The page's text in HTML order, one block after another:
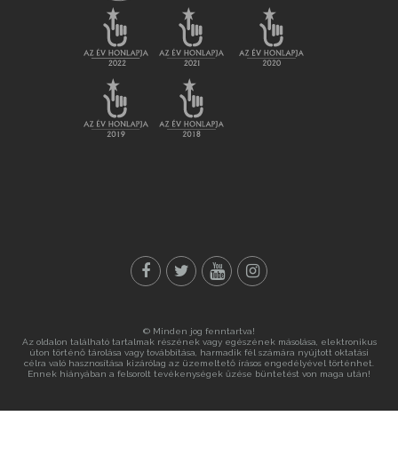
© Minden jog fenntartva!
Az oldalon található tartalmak részének vagy egészének másolása, elektronikus
úton történő tárolása vagy továbbítása, harmadik fél számára nyújtott oktatási
célra való hasznosítása kizárólag az üzemeltető írásos engedélyével történhet.
Ennek hiányában a felsorolt tevékenységek űzése büntetést von maga után!